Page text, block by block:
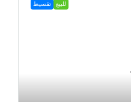
للبيع تقسيط